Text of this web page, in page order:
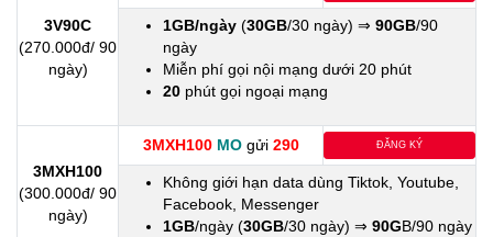
3V90C
(270.000đ/ 90
ngày)
1GB/ngày (30GB/30 ngày) ⇒ 90GB/90
ngày
Miễn phí gọi nội mạng dưới 20 phút
20 phút gọi ngoại mạng
3MXH100
(300.000đ/ 90
ngày)
3MXH100 MOgửi 290 ĐĂNG KÝ
Không giới hạn data dùng Tiktok, Youtube,
Facebook, Messenger
1GB/ngày (30GB/30 ngày) ⇒ 90GB/90 ngày